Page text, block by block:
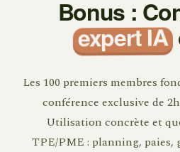
Bonus :
expert IA
Les 100 premiers membres
conférence exclusive de
Utilisation concrète et
TPE/PME : planning,